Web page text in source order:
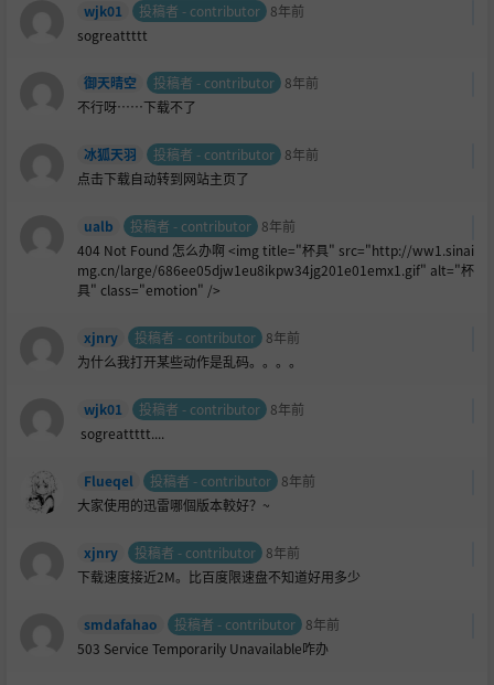
wjk01 投稿者 - contributor 8年前
sogreattttt
御天晴空 投稿者 - contributor 8年前
不行呀……下载不了
冰狐天羽 投稿者 - contributor 8年前
点击下载自动转到网站主页了
ualb 投稿者 - contributor 8年前
404 Not Found 怎么办啊 <img title="杯具" src="http://ww1.sinai
mg.cn/large/686ee05djw1eu8ikpw34jg201e01emx1.gif" alt="杯
具" class="emotion" />
xjnry 投稿者 - contributor 8年前
为什么我打开某些动作是乱码。。。。
wjk01 投稿者 - contributor 8年前
sogreattttt....
Flueqel 投稿者 - contributor 8年前
大家使用的迅雷哪個版本較好？~
xjnry 投稿者 - contributor 8年前
下载速度接近2M。比百度限速盘不知道好用多少
smdafahao 投稿者 - contributor 8年前
503 Service Temporarily Unavailable咋办